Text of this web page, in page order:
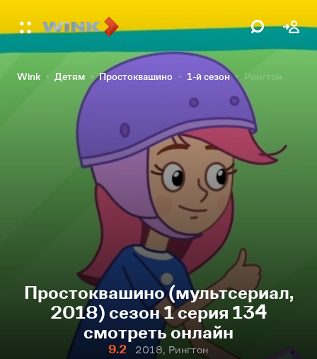
Wink Детям Простоквашино 1-й сезон Рингтон
Простоквашино (мультсериал,
2018) сезон 1 серия 134
смотреть онлайн
9.2
2018, Рингтон